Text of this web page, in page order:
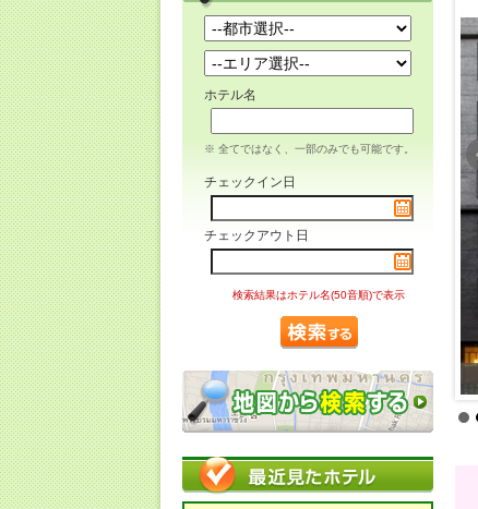
ホテル名
※ 全てではなく、一部のみでも可能です。
チェックイン日
チェックアウト日
検索結果はホテル名(50音順)で表示